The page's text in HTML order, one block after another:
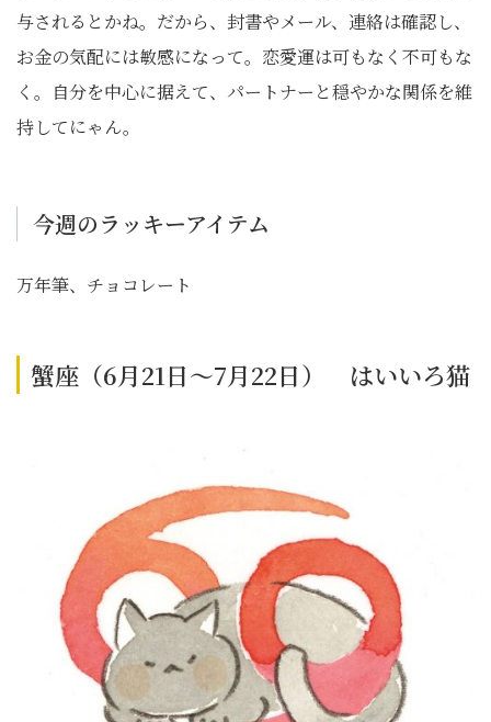
与されるとかね。だから、封書やメール、連絡は確認し、
お金の気配には敏感になって。恋愛運は可もなく不可もな
く。自分を中心に据えて、パートナーと穏やかな関係を維
持してにゃん。
今週のラッキーアイテム
万年筆、チョコレート
蟹座（6月21日～7月22日） はいいろ猫